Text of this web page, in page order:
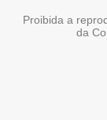
Proibida a
da